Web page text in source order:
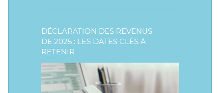
DÉCLARATION DES REVENUS
DE 2025 : LES DATES CLÉS À
RETENIR